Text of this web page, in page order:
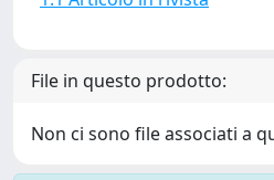
File in questo prodotto:
Non ci sono file associati a